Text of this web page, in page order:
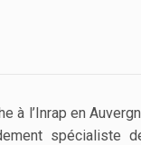
à l’Inrap en
spécialiste